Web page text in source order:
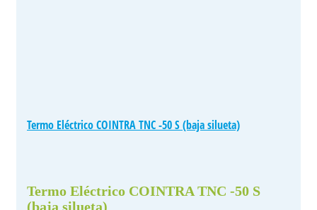
Termo Eléctrico COINTRA TNC -50 S (baja silueta)
Termo Eléctrico COINTRA TNC -50 S
(baja silueta)